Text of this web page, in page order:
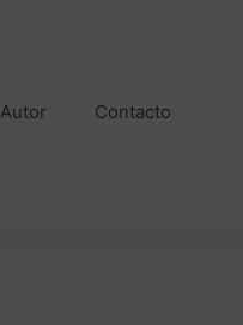
Autor Contacto